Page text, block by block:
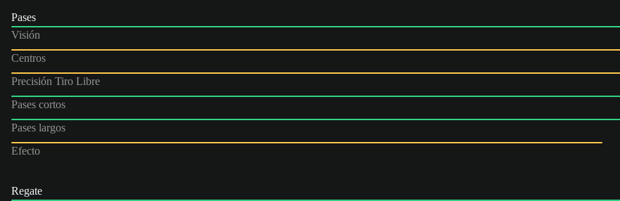
Pases
Visión
Centros
Precisión Tiro Libre
Pases cortos
Pases largos
Efecto
Regate